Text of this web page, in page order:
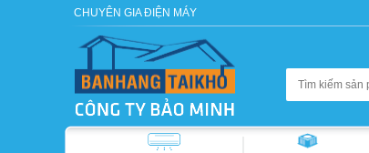
CHUYÊN GIA ĐIỆN MÁY